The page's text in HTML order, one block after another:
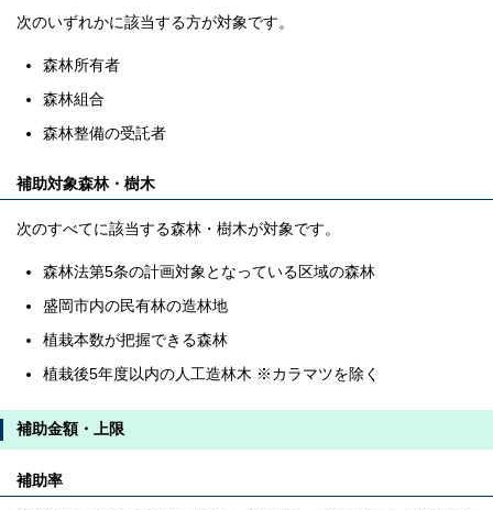
次のいずれかに該当する方が対象です。
森林所有者
森林組合
森林整備の受託者
補助対象森林・樹木
次のすべてに該当する森林・樹木が対象です。
森林法第5条の計画対象となっている区域の森林
盛岡市内の民有林の造林地
植栽本数が把握できる森林
植栽後5年度以内の人工造林木 ※カラマツを除く
補助金額・上限
補助率